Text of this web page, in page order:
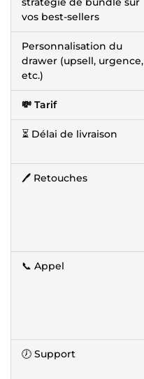
vos best-sellers
Personnalisation du
drawer (upsell, urgence,
etc.)
💸 Tarif
⏳ Délai de livraison
🖊️ Retouches
📞 Appel
🕖 Support